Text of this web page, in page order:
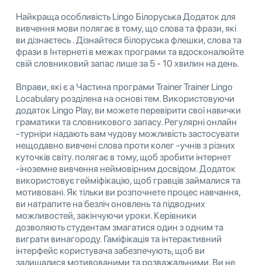
Найкраща особливість Lingo Білоруська Додаток для
вивчення мови полягає в тому, що слова та фрази, які
ви дізнаєтесь . Дізнайтеся білоруська флешки, слова та
фрази в Інтернеті в межах програми та вдосконалюйте
свій словниковий запас лише за 5 - 10 хвилин на день.
Вправи, які є a Частина програми Trainer Trainer Lingo
Locabulary розділена на основі тем. Використовуючи
додаток Lingo Play, ви можете перевірити свої навички
граматики та словникового запасу. Регулярні онлайн
-турніри надають вам чудову можливість застосувати
нещодавно вивчені слова проти колег -учнів з різних
куточків світу. полягає в тому, щоб зробити інтернет
-іноземне вивчення неймовірним досвідом. Додаток
використовує гейміфікацію, щоб гравців займалися та
мотивовані. Як тільки ви розпочнете процес навчання,
ви натрапите на безліч оновлень та підводних
можливостей, закінчуючи уроки. Керівники
дозволяють студентам змагатися один з одним та
виграти винагороду. Гаміфікація та інтерактивний
інтерфейс користувача забезпечують, щоб ви
залишалися мотивованими та розважальними. Ви не